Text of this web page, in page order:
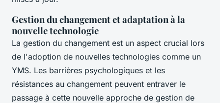
Gestion du changement et adaptation à la
nouvelle technologie
La gestion du changement est un aspect crucial lors
de l'adoption de nouvelles technologies comme un
YMS. Les barrières psychologiques et les
résistances au changement peuvent entraver le
passage à cette nouvelle approche de gestion de